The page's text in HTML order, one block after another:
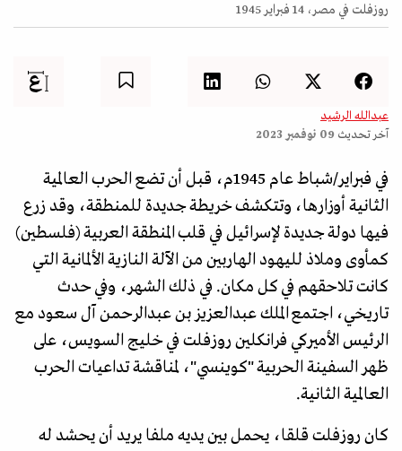
روزفلت في مصر، 14 فبراير 1945
عبدالله الرشيد
آخر تحديث 09 نوفمبر 2023
في فبراير/شباط عام 1945م، قبل أن تضع الحرب العالمية
الثانية أوزارها، وتتكشف خريطة جديدة للمنطقة، وقد زرع
فيها دولة جديدة لإسرائيل في قلب المنطقة العربية (فلسطين)
كمأوى وملاذ لليهود الهاربين من الآلة النازية الألمانية التي
كانت تلاحقهم في كل مكان. في ذلك الشهر، وفي حدث
تاريخي، اجتمع الملك عبدالعزيز بن عبدالرحمن آل سعود مع
الرئيس الأميركي فرانكلين روزفلت في خليج السويس، على
ظهر السفينة الحربية "كوينسي"، لمناقشة تداعيات الحرب
العالمية الثانية.
كان روزفلت قلقا، يحمل بين يديه ملفا يريد أن يحشد له